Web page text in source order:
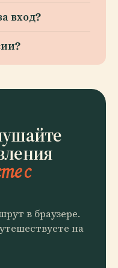
вход?
с
в браузере.
на